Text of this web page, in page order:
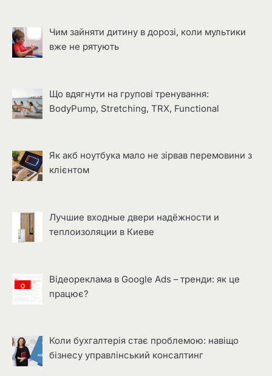
Чим зайняти дитину в дорозі, коли мультики
вже не рятують
Що вдягнути на групові тренування:
BodyPump, Stretching, TRX, Functional
Як акб ноутбука мало не зірвав перемовини з
клієнтом
Лучшие входные двери надёжности и
теплоизоляции в Киеве
Відеореклама в Google Ads – тренди: як це
працює?
Коли бухгалтерія стає проблемою: навіщо
бізнесу управлінський консалтинг